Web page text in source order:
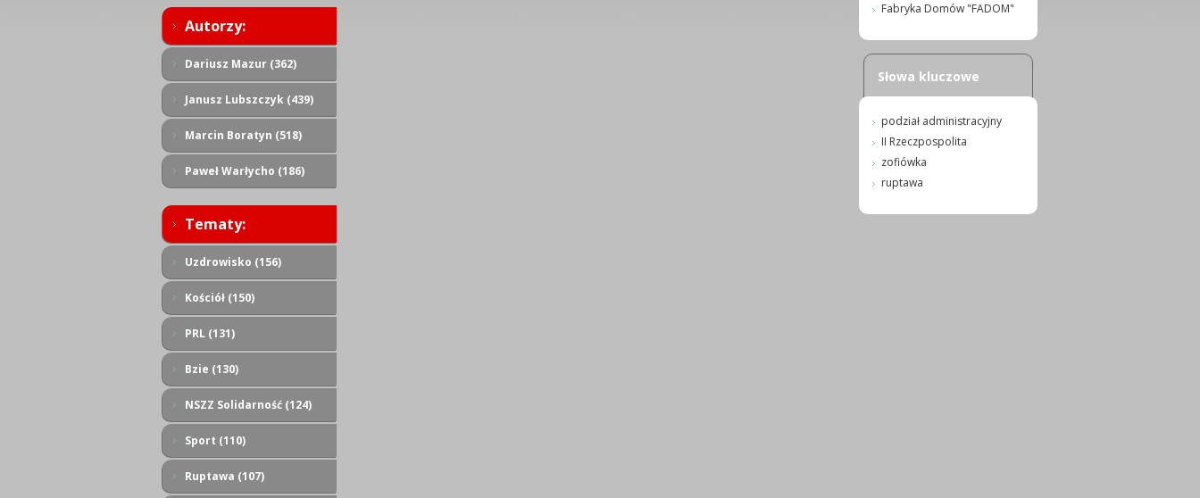
Autorzy:
Dariusz Mazur (362)
Janusz Lubszczyk (439)
Marcin Boratyn (518)
Paweł Warłycho (186)
Tematy:
Uzdrowisko (156)
Kościół (150)
PRL (131)
Bzie (130)
NSZZ Solidarność (124)
Sport (110)
Ruptawa (107)
Fabryka Domów "FADOM"
Słowa kluczowe
podział administracyjny
II Rzeczpospolita
zofiówka
ruptawa